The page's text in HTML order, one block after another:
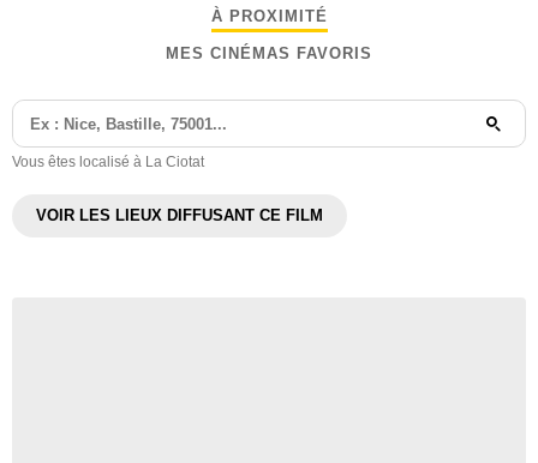
À PROXIMITÉ
MES CINÉMAS FAVORIS
Vous êtes localisé à La Ciotat
VOIR LES LIEUX DIFFUSANT CE FILM